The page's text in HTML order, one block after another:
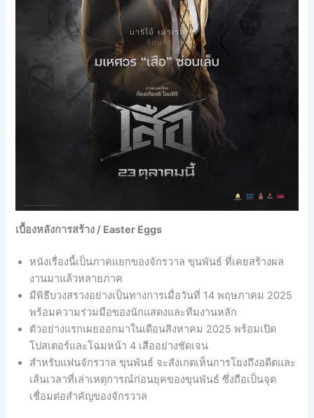
เบื้องหลังการสร้าง / Easter Eggs
หนังเรื่องนี้เป็นภาคแยกของจักรวาล ขุนพันธ์ ที่เคยสร้างผล
งานมาแล้วหลายภาค
มีพิธีบวงสรวงอย่างเป็นทางการเมื่อวันที่ 14 พฤษภาคม 2025
พร้อมความร่วมมือของนักแสดงและทีมงานหลัก
ตัวอย่างแรกเผยออกมาในเดือนสิงหาคม 2025 พร้อมเปิด
โปสเตอร์และโฉมหน้า 4 เสืออย่างชัดเจน
สำหรับแฟนจักรวาล ขุนพันธ์ จะสังเกตเห็นการโยงถึงอดีตและ
เส้นเวลาที่เล่าเหตุการณ์ก่อนยุคของขุนพันธ์ ซึ่งถือเป็นจุด
เชื่อมต่อสำคัญของจักรวาล